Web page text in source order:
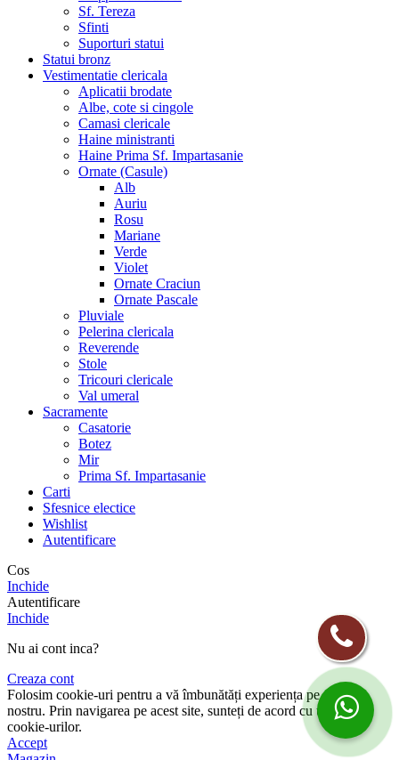
Sf. Tereza
Sfinti
Suporturi statui
Statui bronz
Vestimentatie clericala
Aplicatii brodate
Albe, cote si cingole
Camasi clericale
Haine ministranti
Haine Prima Sf. Impartasanie
Ornate (Casule)
Alb
Auriu
Rosu
Mariane
Verde
Violet
Ornate Craciun
Ornate Pascale
Pluviale
Pelerina clericala
Reverende
Stole
Tricouri clericale
Val umeral
Sacramente
Casatorie
Botez
Mir
Prima Sf. Impartasanie
Carti
Sfesnice electice
Wishlist
Autentificare
Cos
Inchide
Autentificare
Inchide
Nu ai cont inca?
Creaza cont
Folosim cookie-uri pentru a vă îmbunătăți experiența pe site-ul
nostru. Prin navigarea pe acest site, sunteți de acord cu utilizarea
cookie-urilor.
Accept